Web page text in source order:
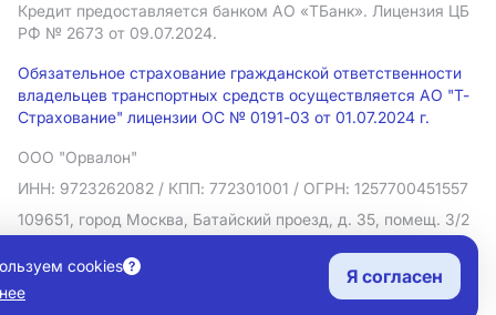
Кредит предоставляется банком АO «ТБанк». Лицензия ЦБ
РФ № 2673 от 09.07.2024.
Обязательное страхование гражданской ответственности
владельцев транспортных средств осуществляется АО "Т-
Страхование" лицензии ОС № 0191-03 от 01.07.2024 г.
ООО "Орвалон"
ИНН: 9723262082 / КПП: 772301001 / ОГРН: 1257700451557
109651, город Москва, Батайский проезд, д. 35, помещ. 3/2
Политика в отношении обработки персональных данных
Согласие на рекламную рассылку
Правовая информация
cookies
Я согласен